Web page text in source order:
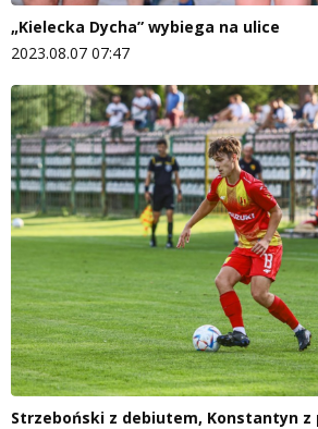
„Kielecka Dycha” wybiega na ulice
2023.08.07 07:47
Strzeboński z debiutem, Konstantyn z